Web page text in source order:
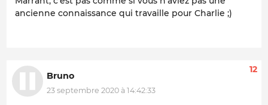
ancienne connaissance qui travaille pour Charlie ;)
Bruno
23 septembre 2020 à 14:42:33
12